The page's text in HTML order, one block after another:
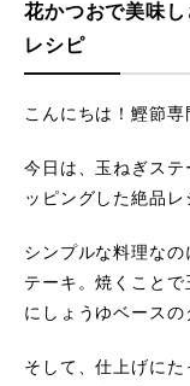
鰹節・削り節
花かつおで美味
レシピ
こんにちは！鰹節専
今日は、玉ねぎステ
ッピングした絶品レ
シンプルな料理な
テーキ。焼くこと
にしょうゆベース
そして、仕上げにた